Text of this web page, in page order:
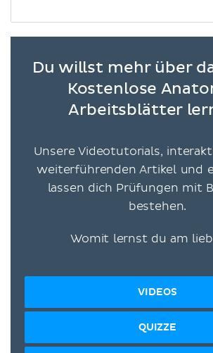
Du willst mehr über
Kostenlose
Arbeitsblätter
Unsere Videotutorials,
weiterführenden Artikel und
lassen dich Prüfungen mit
bestehen.
Womit lernst du am
VIDEOS
QUIZZE